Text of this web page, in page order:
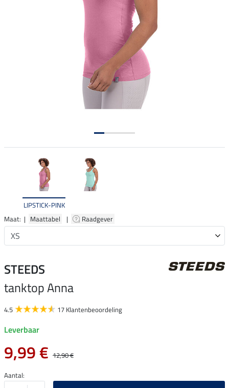
LIPSTICK-PINK
Maat: | Maattabel | Raadgever
STEEDS
tanktop Anna
4.5 17 Klantenbeoordeling
Leverbaar
9,99 € 12,90 €
Aantal: